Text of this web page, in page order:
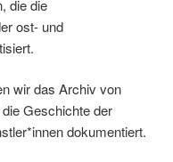
die die
ost- und
wir das Archiv von
Geschichte der
dokumentiert.